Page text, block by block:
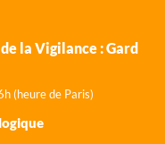
la Vigilance : Gard
(heure de Paris)